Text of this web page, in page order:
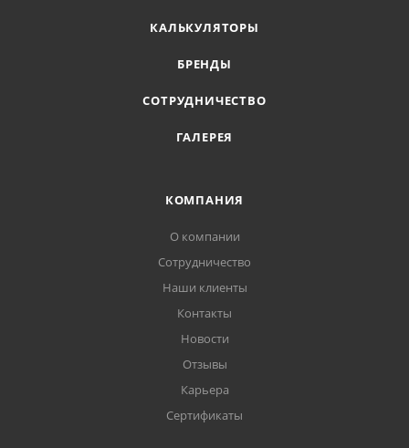
КАЛЬКУЛЯТОРЫ
БРЕНДЫ
СОТРУДНИЧЕСТВО
ГАЛЕРЕЯ
КОМПАНИЯ
О компании
Сотрудничество
Наши клиенты
Контакты
Новости
Отзывы
Карьера
Сертификаты